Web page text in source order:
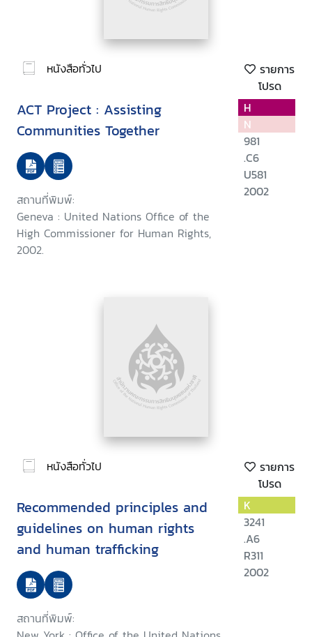
หนังสือทั่วไป
รายการ
โปรด
ACT Project : Assisting
Communities Together
สถานที่พิมพ์:
Geneva : United Nations Office of the
High Commissioner for Human Rights,
2002.
H
N
981
.C6
U581
2002
หนังสือทั่วไป
รายการ
โปรด
Recommended principles and
guidelines on human rights
and human trafficking
สถานที่พิมพ์:
K
3241
.A6
R311
2002